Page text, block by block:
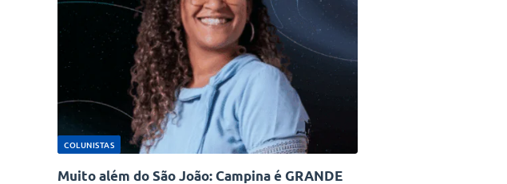
COLUNISTAS
Muito além do São João: Campina é GRANDE